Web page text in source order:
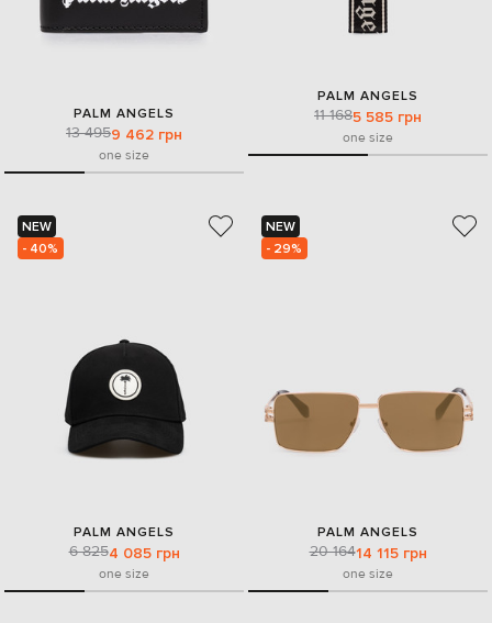
PALM ANGELS
13 4959 462 грн
one size
PALM ANGELS
11 1685 585 грн
one size
NEW
- 40%
PALM ANGELS
6 8254 085 грн
one size
NEW
- 29%
PALM ANGELS
20 16414 115 грн
one size